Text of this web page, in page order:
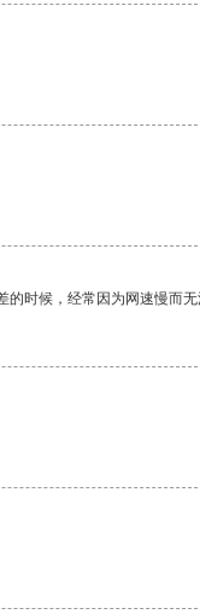
时候，经常因为网速慢而